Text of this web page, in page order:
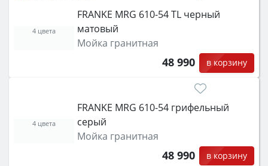
FRANKE MRG 610-54 TL черный
матовый
Мойка гранитная
48 990 в корзину
4 цвета
FRANKE MRG 610-54 грифельный
серый
Мойка гранитная
48 990 в корзину
4 цвета